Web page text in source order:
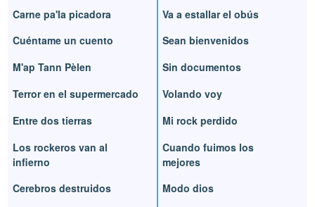
Carne pa'la picadora
Cuéntame un cuento
M'ap Tann Pèlen
Terror en el supermercado
Entre dos tierras
Los rockeros van al
infierno
Cerebros destruidos
Va a estallar el obús
Sean bienvenidos
Sin documentos
Volando voy
Mi rock perdido
Cuando fuimos los
mejores
Modo dios